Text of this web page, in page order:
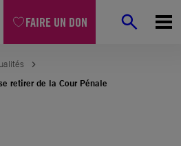
FAIRE UN DON
retirer de la Cour Pénale